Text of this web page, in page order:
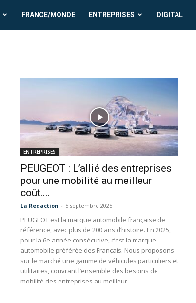
FRANCE/MONDE ENTREPRISES DIGITAL
ENTREPRISES
PEUGEOT : L’allié des entreprises
pour une mobilité au meilleur
coût....
La Redaction - 5 septembre 2025
PEUGEOT est la marque automobile française de
référence, avec plus de 200 ans d’histoire. En 2025,
pour la 6e année consécutive, c’est la marque
automobile préférée des Français. Nous proposons
sur le marché une gamme de véhicules particuliers et
utilitaires, couvrant l’ensemble des besoins de
mobilité des entreprises au meilleur...